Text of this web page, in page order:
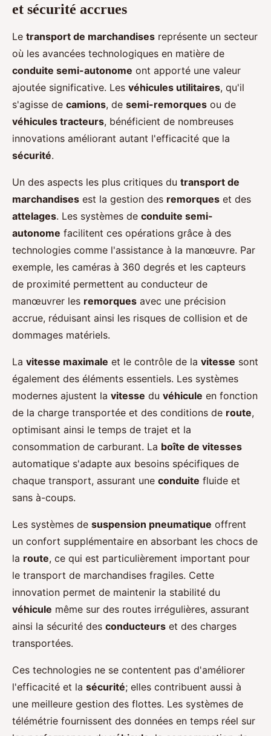
et sécurité accrues
Le transport de marchandises représente un secteur
où les avancées technologiques en matière de
conduite semi-autonome ont apporté une valeur
ajoutée significative. Les véhicules utilitaires, qu'il
s'agisse de camions, de semi-remorques ou de
véhicules tracteurs, bénéficient de nombreuses
innovations améliorant autant l'efficacité que la
sécurité.
Un des aspects les plus critiques du transport de
marchandises est la gestion des remorques et des
attelages. Les systèmes de conduite semi-
autonome facilitent ces opérations grâce à des
technologies comme l'assistance à la manœuvre. Par
exemple, les caméras à 360 degrés et les capteurs
de proximité permettent au conducteur de
manœuvrer les remorques avec une précision
accrue, réduisant ainsi les risques de collision et de
dommages matériels.
La vitesse maximale et le contrôle de la vitesse sont
également des éléments essentiels. Les systèmes
modernes ajustent la vitesse du véhicule en fonction
de la charge transportée et des conditions de route,
optimisant ainsi le temps de trajet et la
consommation de carburant. La boîte de vitesses
automatique s'adapte aux besoins spécifiques de
chaque transport, assurant une conduite fluide et
sans à-coups.
Les systèmes de suspension pneumatique offrent
un confort supplémentaire en absorbant les chocs de
la route, ce qui est particulièrement important pour
le transport de marchandises fragiles. Cette
innovation permet de maintenir la stabilité du
véhicule même sur des routes irrégulières, assurant
ainsi la sécurité des conducteurs et des charges
transportées.
Ces technologies ne se contentent pas d'améliorer
l'efficacité et la sécurité; elles contribuent aussi à
une meilleure gestion des flottes. Les systèmes de
télémétrie fournissent des données en temps réel sur